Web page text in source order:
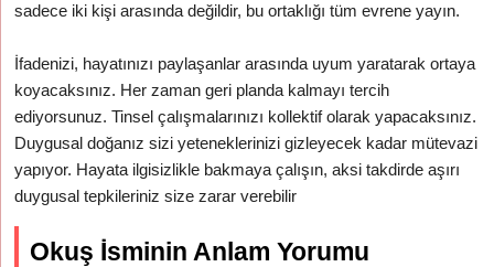
sadece iki kişi arasında değildir, bu ortaklığı tüm evrene yayın.
İfadenizi, hayatınızı paylaşanlar arasında uyum yaratarak ortaya
koyacaksınız. Her zaman geri planda kalmayı tercih
ediyorsunuz. Tinsel çalışmalarınızı kollektif olarak yapacaksınız.
Duygusal doğanız sizi yeteneklerinizi gizleyecek kadar mütevazi
yapıyor. Hayata ilgisizlikle bakmaya çalışın, aksi takdirde aşırı
duygusal tepkileriniz size zarar verebilir
Okuş İsminin Anlam Yorumu